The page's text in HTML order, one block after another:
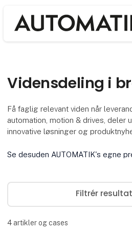
Vidensdeling i
Få faglig relevant viden når
automation, motion & drives, deler
innovative løsninger og
Se desuden AUTOMATIK's egne
Filtrér
4 artikler og cases